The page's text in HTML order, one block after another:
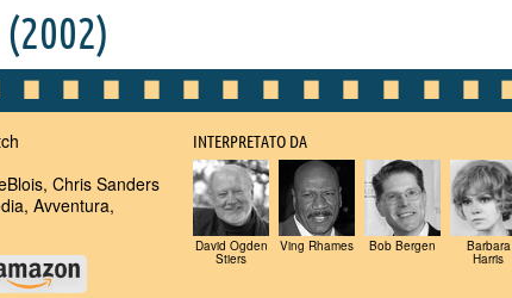
(2002)
Chris Sanders
Avventura,
INTERPRETATO DA
David Ogden
Stiers
Ving Rhames Bob Bergen Barbara
Harris